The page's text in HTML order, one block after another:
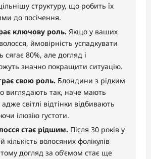
структуру, що робить їх
до посічення.
ключову роль. Якщо у ваших
ймовірність успадкувати
сягає 80%, але догляд і
значно покращити ситуацію.
свою роль. Блондини з рідким
виглядають так, наче мають
світлі відтінки відбивають
ілюзію густоти.
стає рідшим. Після 30 років у
кількість волосяних фолікулів
догляд за об’ємом стає ще